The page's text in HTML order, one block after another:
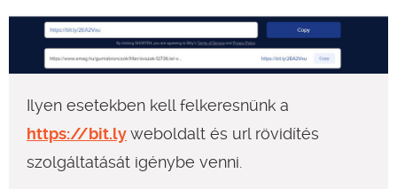
Ilyen esetekben kell felkeresnünk a
https://bit.lyweboldalt és url rövidítés
szolgáltatását igénybe venni.